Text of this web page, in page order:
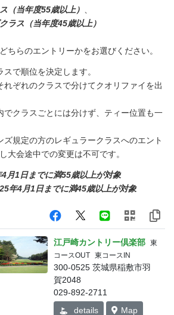
（当年度55歳以上）
ラス（当年度45歳以上）
ちらのエントリーかをお選びください。
で順位を決定します。
れぞれのクラスで分けてクオリファイを出
でクラスごとには分けず、ティー位置も一
ズ規定の方のレギュラークラスへのエント
大会途中での変更は不可です。
月1日までに満55歳以上が対象
年4月1日までに満45歳以上が対象
江戸崎カントリー倶楽部 東
コースOUT 東コースIN
300-0525 茨城県稲敷市羽
賀2048
029-892-2711
details
Map